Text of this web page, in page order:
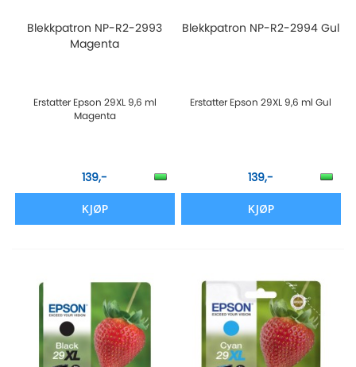
Blekkpatron NP-R2-2993
Magenta
Erstatter Epson 29XL 9,6 ml
Magenta
139,-
KJØP
Blekkpatron NP-R2-2994 Gul
Erstatter Epson 29XL 9,6 ml Gul
139,-
KJØP